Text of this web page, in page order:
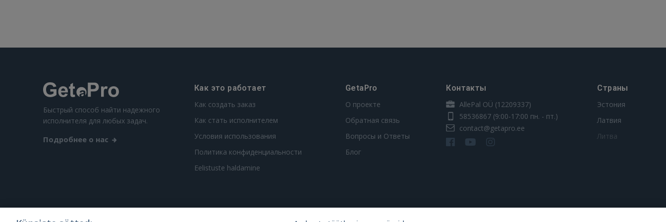
Быстрый способ найти надежного
исполнителя для любых задач.
Подробнее о нас
Как это работает
Как создать заказ
Как стать исполнителем
Условия использования
Политика конфиденциальности
Eelistuste haldamine
GetaPro
О проекте
Обратная связь
Вопросы и Ответы
Блог
Контакты
AllePal OÜ (12209337)
58536867 (9:00-17:00 пн. - пт.)
contact@getapro.ee
Страны
Эстония
Латвия
Литва